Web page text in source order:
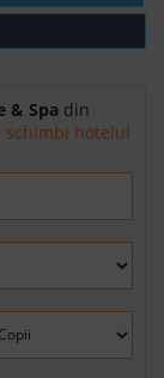
& Spa din
schimbi hotelul